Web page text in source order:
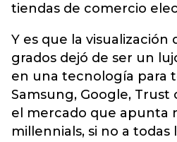
tiendas de comercio
Y es que la visualización
grados dejó de ser un
en una tecnología para
Samsung, Google, Trust
el mercado que apunta
millennials, si no a todas